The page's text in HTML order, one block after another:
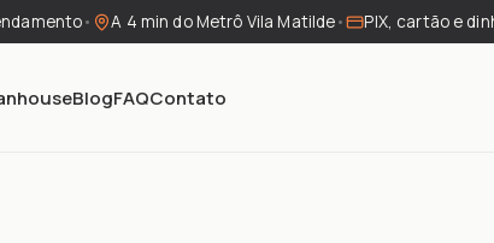
• A 4 min do Metrô Vila Matilde• PIX, cartão e
BlogFAQContato